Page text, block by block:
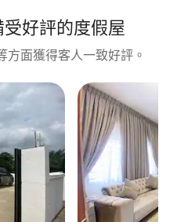
好評的度假屋
面獲得客人一致好評。